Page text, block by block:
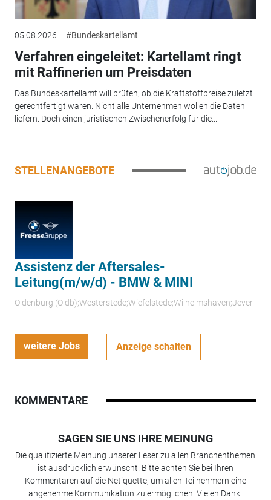
05.08.2026 #Bundeskartellamt
Verfahren eingeleitet: Kartellamt ringt
mit Raffinerien um Preisdaten
Das Bundeskartellamt will prüfen, ob die Kraftstoffpreise zuletzt
gerechtfertigt waren. Nicht alle Unternehmen wollen die Daten
liefern. Doch einen juristischen Zwischenerfolg für die...
STELLENANGEBOTE
Assistenz der Aftersales-
Leitung(m/w/d) - BMW & MINI
Oldenburg (Oldb);Westerstede;Wiefelstede;Wilhelmshaven;Jever
weitere Jobs Anzeige schalten
KOMMENTARE
SAGEN SIE UNS IHRE MEINUNG
Die qualifizierte Meinung unserer Leser zu allen Branchenthemen
ist ausdrücklich erwünscht. Bitte achten Sie bei Ihren
Kommentaren auf die Netiquette, um allen Teilnehmern eine
angenehme Kommunikation zu ermöglichen. Vielen Dank!